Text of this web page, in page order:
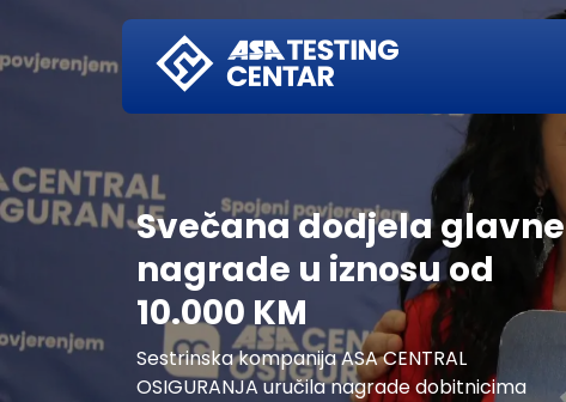
Početna
Svečana dodjela glavne
nagrade u iznosu od
10.000 KM
Sestrinska kompanija ASA CENTRAL
OSIGURANJA uručila nagrade dobitnicima